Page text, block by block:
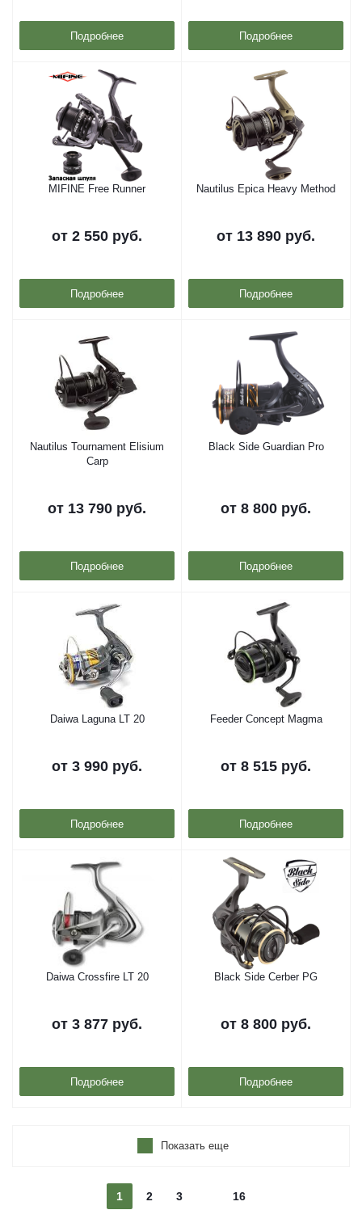
Подробнее Подробнее
MIFINE Free Runner
от 2 550 руб.
Подробнее
Nautilus Epica Heavy Method
от 13 890 руб.
Подробнее
Nautilus Tournament Elisium
Carp
от 13 790 руб.
Подробнее
Black Side Guardian Pro
от 8 800 руб.
Подробнее
Daiwa Laguna LT 20
от 3 990 руб.
Подробнее
Feeder Concept Magma
от 8 515 руб.
Подробнее
Daiwa Crossfire LT 20
от 3 877 руб.
Подробнее
Black Side Cerber PG
от 8 800 руб.
Подробнее
Показать еще
1 2 3 16